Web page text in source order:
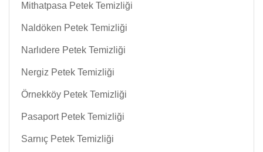
Mithatpasa Petek Temizliği
Naldöken Petek Temizliği
Narlıdere Petek Temizliği
Nergiz Petek Temizliği
Örnekköy Petek Temizliği
Pasaport Petek Temizliği
Sarnıç Petek Temizliği